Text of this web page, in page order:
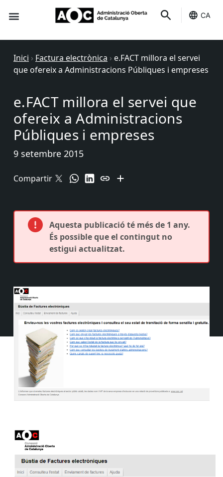
CA
Inici › Factura electrònica › e.FACT millora el servei
que ofereix a Administracions Públiques i empreses
e.FACT millora el servei que
ofereix a Administracions
Públiques i empreses
9 setembre 2015
Compartir
Aquesta publicació té més de 1 any.
És possible que el contingut no
estigui actualitzat.